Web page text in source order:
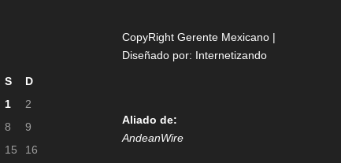
S
D
1
2
8
9
15 16
CopyRight Gerente Mexicano |
Diseñado por: Internetizando
Aliado de:
AndeanWire